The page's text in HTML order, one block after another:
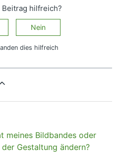
Beitrag hilfreich?
Nein
dies hilfreich
meines Bildbandes oder
Gestaltung ändern?